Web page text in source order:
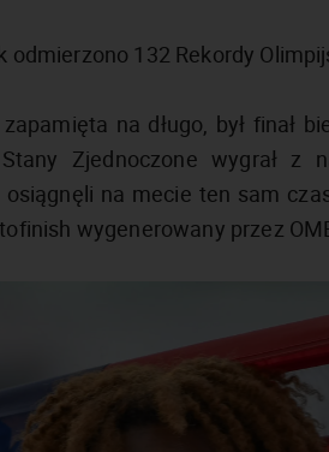
odmierzono 132 Rekordy
na długo, był finał
Zjednoczone wygrał z
na mecie ten sam
wygenerowany przez